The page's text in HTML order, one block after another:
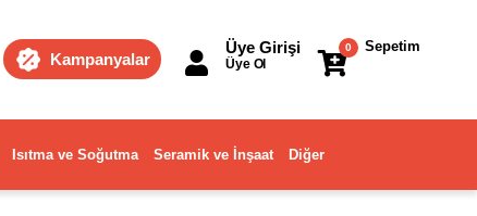
Kampanyalar
Sepetim
0
Üye Girişi
Üye Ol
Isıtma ve Soğutma Seramik ve İnşaat Diğer